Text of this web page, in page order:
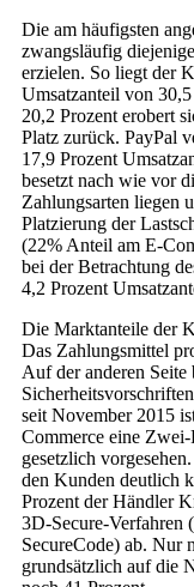
Die am häufigsten
zwangsläufig
erzielen. So liegt der
Umsatzanteil von
20,2 Prozent erobert
Platz zurück. PayPal
17,9 Prozent
besetzt nach wie vor
Zahlungsarten liegen
Platzierung der
(22% Anteil am E-
bei der Betrachtung
4,2 Prozent
Die Marktanteile der
Das Zahlungsmittel
Auf der anderen Seite
seit November 2015
Commerce eine
gesetzlich
den Kunden deutlich
Prozent der Händler
3D-Secure-Verfahren
SecureCode) ab. Nur
grundsätzlich auf die